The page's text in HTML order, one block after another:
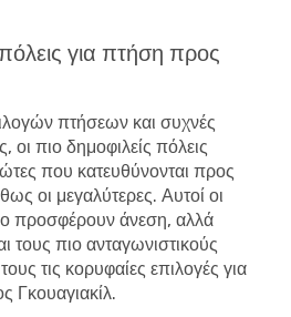
για πτήση προς
πτήσεων και συχνές
οι πιο δημοφιλείς πόλεις
που κατευθύνονται προς
οι μεγαλύτερες. Αυτοί οι
προσφέρουν άνεση, αλλά
τους πιο ανταγωνιστικούς
τις κορυφαίες επιλογές για
Γκουαγιακίλ.